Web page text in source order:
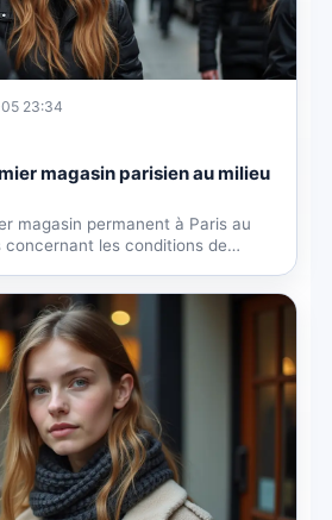
23:34
magasin parisien au milieu
magasin permanent à Paris au
les conditions de